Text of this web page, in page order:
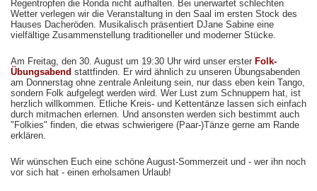
Regentropfen die Ronda nicht aufhalten. Bei unerwartet schlechten
Wetter verlegen wir die Veranstaltung in den Saal im ersten Stock des
Hauses Dacheröden. Musikalisch präsentiert DJane Sabine eine
vielfältige Zusammenstellung traditioneller und moderner Stücke.
Am Freitag, den 30. August um 19:30 Uhr wird unser erster Folk-
Übungsabend stattfinden. Er wird ähnlich zu unseren Übungsabenden
am Donnerstag ohne zentrale Anleitung sein, nur dass eben kein Tango,
sondern Folk aufgelegt werden wird. Wer Lust zum Schnuppern hat, ist
herzlich willkommen. Etliche Kreis- und Kettentänze lassen sich einfach
durch mitmachen erlernen. Und ansonsten werden sich bestimmt auch
"Folkies" finden, die etwas schwierigere (Paar-)Tänze gerne am Rande
erklären.
Wir wünschen Euch eine schöne August-Sommerzeit und - wer ihn noch
vor sich hat - einen erholsamen Urlaub!